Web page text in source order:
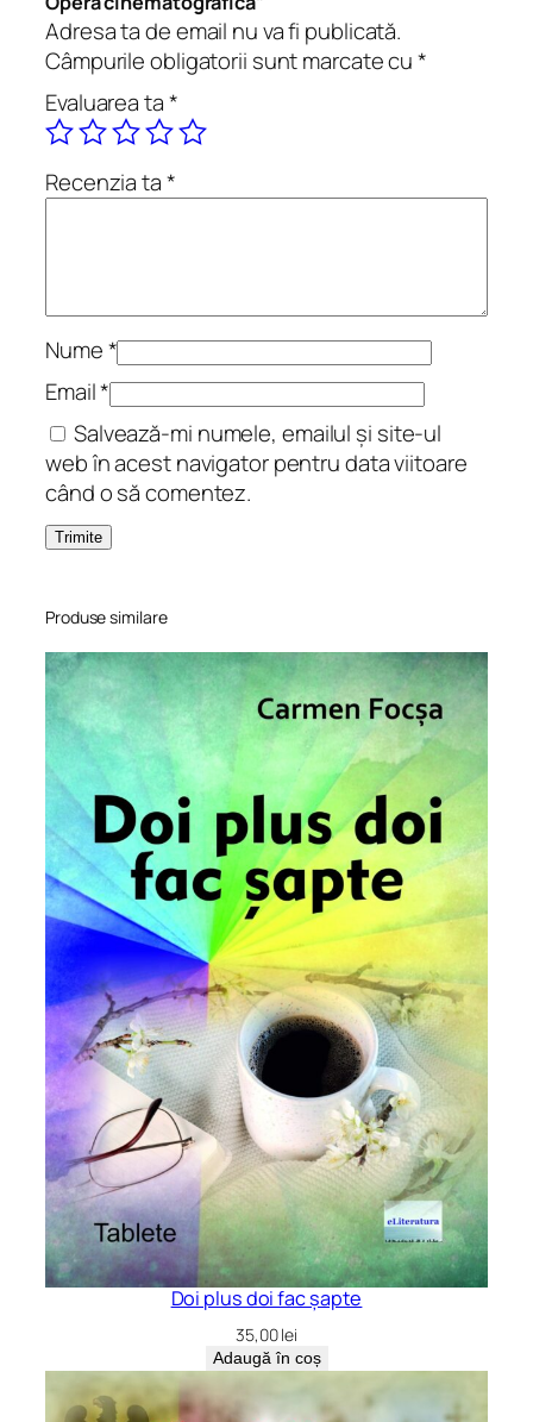
k
.
p
e
r
a
e
m
a
t
o
g
r
a
f
c
ă
Adresa ta de email nu va fi publicată.
Câmpurile obligatorii sunt marcate cu*
Evaluarea ta*
Recenzia ta*
Nume*
Email*
Salvează-mi numele, emailul și site-ul
web în acest navigator pentru data viitoare
când o să comentez.
Produse similare
Doi plus doi fac șapte
35,00lei
Adaugă în coș